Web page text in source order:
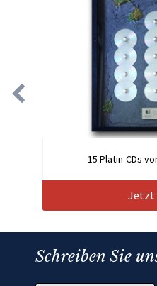
15 Platin-CDs
Jetzt
Schreiben Sie